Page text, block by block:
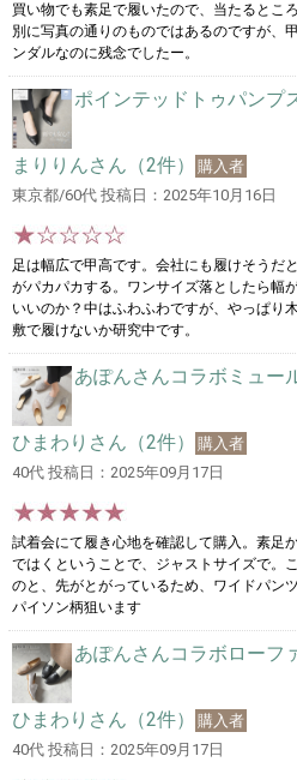
買い物でも素足で履いたので、当たるとこ
別に写真の通りのものではあるのですが、
ンダルなのに残念でしたー。
ポインテッドトゥパンプ
まりりんさん（2件）
購入者
東京都/60代 投稿日：2025年10月16日
足は幅広で甲高です。会社にも履けそうだ
がパカパカする。ワンサイズ落としたら幅
いいのか？中はふわふわですが、やっぱり
敷で履けないか研究中です。
あぽんさんコラボミュー
ひまわりさん（2件）
購入者
40代 投稿日：2025年09月17日
試着会にて履き心地を確認して購入。素足
ではくということで、ジャストサイズで。
のと、先がとがっているため、ワイドパン
パイソン柄狙います
あぽんさんコラボローフ
ひまわりさん（2件）
購入者
40代 投稿日：2025年09月17日